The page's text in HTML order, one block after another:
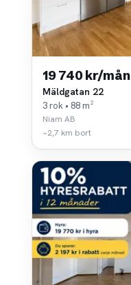
19 740 kr/mån
Mäldgatan 22
3 rok • 88 m²
Niam AB
~2,7 km bort